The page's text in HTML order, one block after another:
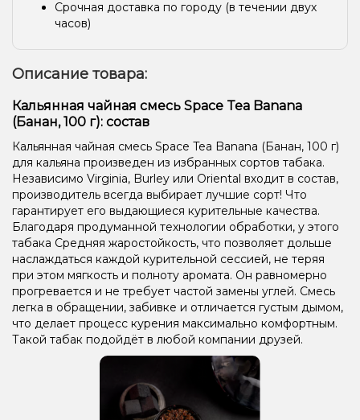
Срочная доставка по городу (в течении двух
часов)
Описание товара:
Кальянная чайная смесь Space Tea Banana
(Банан, 100 г): состав
Кальянная чайная смесь Space Tea Banana (Банан, 100 г)
для кальяна произведен из избранных сортов табака.
Независимо Virginia, Burley или Oriental входит в состав,
производитель всегда выбирает лучшие сорт! Что
гарантирует его выдающиеся курительные качества.
Благодаря продуманной технологии обработки, у этого
табака Средняя жаростойкость, что позволяет дольше
наслаждаться каждой курительной сессией, не теряя
при этом мягкость и полноту аромата. Он равномерно
прогревается и не требует частой замены углей. Смесь
легка в обращении, забивке и отличается густым дымом,
что делает процесс курения максимально комфортным.
Такой табак подойдёт в любой компании друзей.